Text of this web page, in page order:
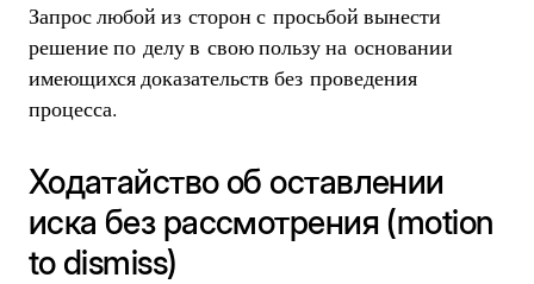
Запрос любой из сторон с просьбой вынести
решение по делу в свою пользу на основании
имеющихся доказательств без проведения
процесса.
Ходатайство об оставлении
иска без рассмотрения (motion
to dismiss)